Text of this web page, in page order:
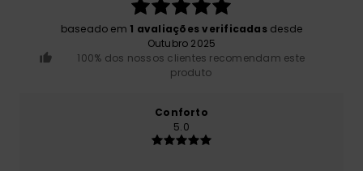
baseado em 1 avaliações verificadasdesde
Outubro 2025
100% dos nossos clientes recomendam este
produto
Conforto
5.0